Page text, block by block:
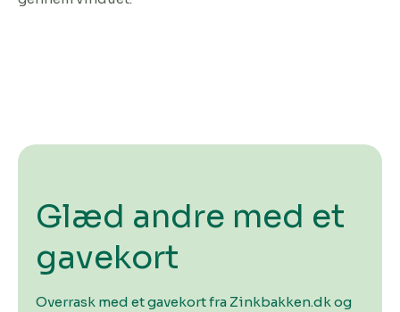
Glæd andre med et
gavekort
Overrask med et gavekort fra Zinkbakken.dk og